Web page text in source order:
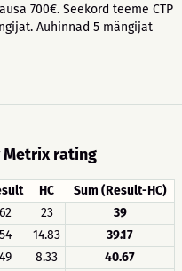
700€. Seekord teeme CTP
Auhinnad 5 mängijat
Metrix rating
HC
Sum (Result-HC)
62 23
39
54 14.83
39.17
49 8.33
40.67